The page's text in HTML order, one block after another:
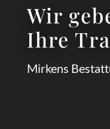
Wir
Ihre
Mirkens